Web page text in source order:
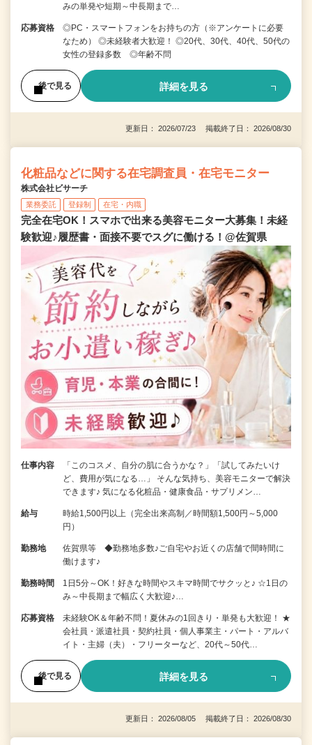
みの単発や短期～中長期まで…
応募資格
◎PC・スマートフォンをお持ちの方（※アンケートに必要
なため） ◎未経験者大歓迎！ ◎20代、30代、40代、50代の
女性の登録多数 ◎年齢不問
後で見る 詳細を見る
更新日： 2026/07/23 掲載終了日： 2026/08/30
化粧品などに関する在宅調査員・在宅モニター
株式会社ビサーチ
業務委託 登録制 在宅・内職
完全在宅OK！スマホで出来る美容モニター大募集！未経
験歓迎♪履歴書・面接不要でスグに働ける！@佐賀県
仕事内容
「このコスメ、自分の肌に合うかな？」「試してみたいけ
ど、費用が気になる…」 そんな気持ち、美容モニターで解決
できます♪ 気になる化粧品・健康食品・サプリメン…
給与
時給1,500円以上（完全出来高制／時間額1,500円～5,000
円）
勤務地
佐賀県等 ◆勤務地多数♪ご自宅やお近くの店舗で間時間に
働けます♪
勤務時間
1日5分～OK！好きな時間やスキマ時間でサクッと♪ ☆1日の
み～中長期まで幅広く大歓迎♪…
応募資格
未経験OK＆年齢不問！夏休みの1回きり・単発も大歓迎！ ★
会社員・派遣社員・契約社員・個人事業主・パート・アルバ
イト・主婦（夫）・フリーターなど、20代～50代…
後で見る 詳細を見る
更新日： 2026/08/05 掲載終了日： 2026/08/30